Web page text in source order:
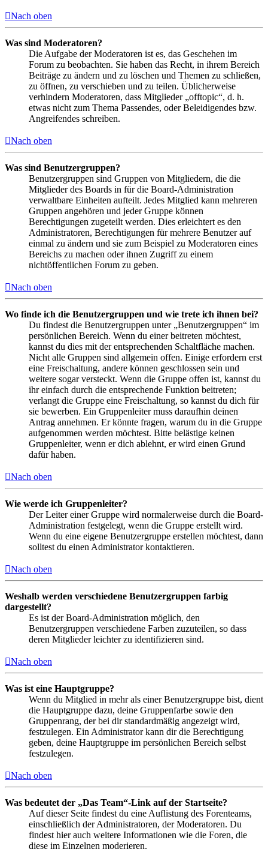
Nach oben
Was sind Moderatoren?
Die Aufgabe der Moderatoren ist es, das Geschehen im
Forum zu beobachten. Sie haben das Recht, in ihrem Bereich
Beiträge zu ändern und zu löschen und Themen zu schließen,
zu öffnen, zu verschieben und zu teilen. Üblicherweise
verhindern Moderatoren, dass Mitglieder „offtopic“, d. h.
etwas nicht zum Thema Passendes, oder Beleidigendes bzw.
Angreifendes schreiben.
Nach oben
Was sind Benutzergruppen?
Benutzergruppen sind Gruppen von Mitgliedern, die die
Mitglieder des Boards in für die Board-Administration
verwaltbare Einheiten aufteilt. Jedes Mitglied kann mehreren
Gruppen angehören und jeder Gruppe können
Berechtigungen zugeteilt werden. Dies erleichtert es den
Administratoren, Berechtigungen für mehrere Benutzer auf
einmal zu ändern und sie zum Beispiel zu Moderatoren eines
Bereichs zu machen oder ihnen Zugriff zu einem
nichtöffentlichen Forum zu geben.
Nach oben
Wo finde ich die Benutzergruppen und wie trete ich ihnen bei?
Du findest die Benutzergruppen unter „Benutzergruppen“ im
persönlichen Bereich. Wenn du einer beitreten möchtest,
kannst du dies mit der entsprechenden Schaltfläche machen.
Nicht alle Gruppen sind allgemein offen. Einige erfordern erst
eine Freischaltung, andere können geschlossen sein und
weitere sogar versteckt. Wenn die Gruppe offen ist, kannst du
ihr einfach durch die entsprechende Funktion beitreten;
verlangt die Gruppe eine Freischaltung, so kannst du dich für
sie bewerben. Ein Gruppenleiter muss daraufhin deinen
Antrag annehmen. Er könnte fragen, warum du in die Gruppe
aufgenommen werden möchtest. Bitte belästige keinen
Gruppenleiter, wenn er dich ablehnt, er wird einen Grund
dafür haben.
Nach oben
Wie werde ich Gruppenleiter?
Der Leiter einer Gruppe wird normalerweise durch die Board-
Administration festgelegt, wenn die Gruppe erstellt wird.
Wenn du eine eigene Benutzergruppe erstellen möchtest, dann
solltest du einen Administrator kontaktieren.
Nach oben
Weshalb werden verschiedene Benutzergruppen farbig
dargestellt?
Es ist der Board-Administration möglich, den
Benutzergruppen verschiedene Farben zuzuteilen, so dass
deren Mitglieder leichter zu identifizieren sind.
Nach oben
Was ist eine Hauptgruppe?
Wenn du Mitglied in mehr als einer Benutzergruppe bist, dient
die Hauptgruppe dazu, deine Gruppenfarbe sowie den
Gruppenrang, der bei dir standardmäßig angezeigt wird,
festzulegen. Ein Administrator kann dir die Berechtigung
geben, deine Hauptgruppe im persönlichen Bereich selbst
festzulegen.
Nach oben
Was bedeutet der „Das Team“-Link auf der Startseite?
Auf dieser Seite findest du eine Auflistung des Forenteams,
einschließlich der Administratoren, der Moderatoren. Du
findest hier auch weitere Informationen wie die Foren, die
diese im Einzelnen moderieren.